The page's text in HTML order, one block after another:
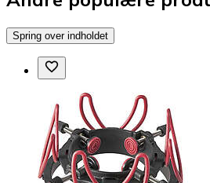
Spring over indholdet